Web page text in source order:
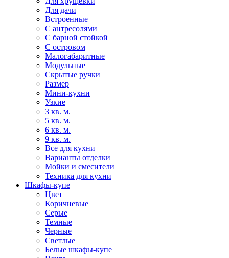
Для дачи
Встроенные
С антресолями
С барной стойкой
С островом
Малогабаритные
Модульные
Скрытые ручки
Размер
Мини-кухни
Узкие
3 кв. м.
5 кв. м.
6 кв. м.
9 кв. м.
Все для кухни
Варианты отделки
Мойки и смесители
Техника для кухни
Шкафы-купе
Цвет
Коричневые
Серые
Темные
Черные
Светлые
Белые шкафы-купе